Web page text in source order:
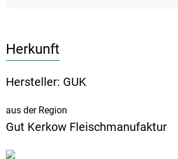
Herkunft
Hersteller: GUK
aus der Region
Gut Kerkow Fleischmanufaktur